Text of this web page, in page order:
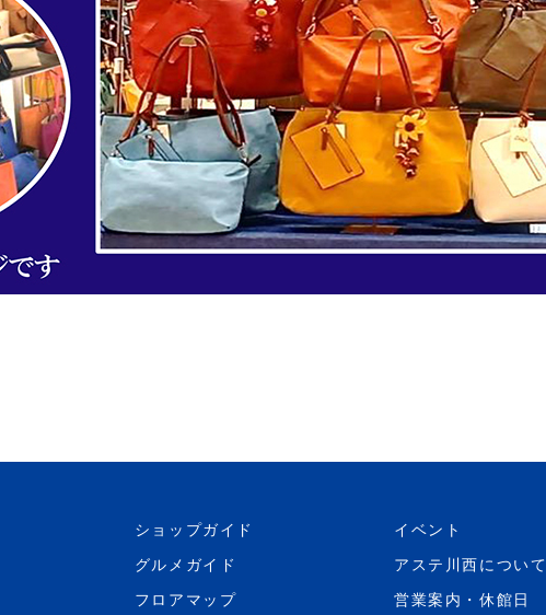
ショップガイド
グルメガイド
フロアマップ
イベント
アステ川西について
営業案内・休館日